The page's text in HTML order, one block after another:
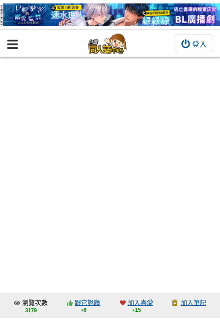
登入
BOOKY書集倉庫
交流中心
瀏覽次數
3179
跟它說讚
+6
加入喜愛
+15
加入筆記